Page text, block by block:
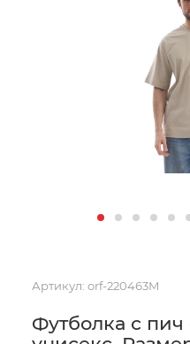
Артикул: orf-220463M
Футболка с пич